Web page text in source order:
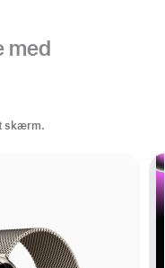
med
skærm.